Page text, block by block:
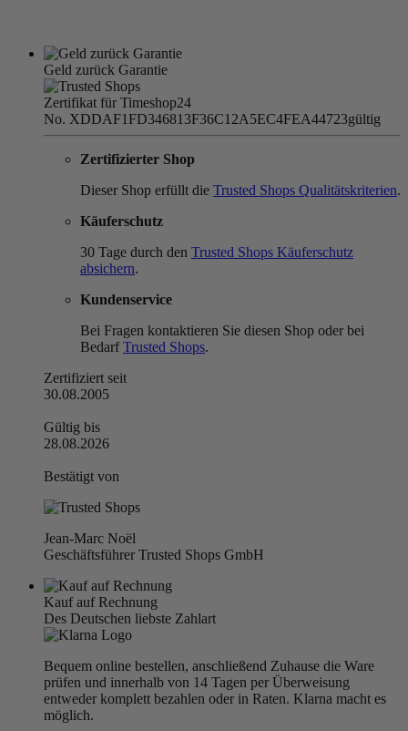
Geld zurück Garantie
Zertifikat für Timeshop24
No. XDDAF1FD346813F36C12A5EC4FEA44723gültig
Zertifizierter Shop
Dieser Shop erfüllt die Trusted Shops Qualitätskriterien.
Käuferschutz
30 Tage durch den Trusted Shops Käuferschutz
absichern.
Kundenservice
Bei Fragen kontaktieren Sie diesen Shop oder bei
BedarfTrusted Shops.
Zertifiziert seit
30.08.2005
Gültig bis
28.08.2026
Bestätigt von
Jean-Marc Noël
Geschäftsführer Trusted Shops GmbH
Kauf auf Rechnung
Des Deutschen liebste Zahlart
Bequem online bestellen, anschließend Zuhause die Ware
prüfen und innerhalb von 14 Tagen per Überweisung
entweder komplett bezahlen oder in Raten. Klarna macht es
möglich.